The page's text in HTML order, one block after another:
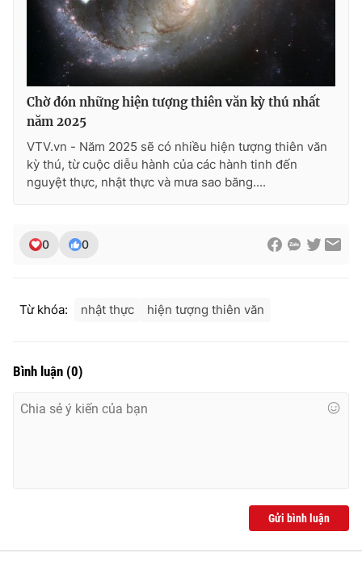
Ðiện thoại Thời báo VTV:024.66 897 897
Email:
toasoan@vtv.vn
Liên hệ quảng cáo:024-7300.7108
thông tin từ website này.
Chờ đón những hiện tượng thiên văn kỳ thú nhất
năm 2025
VTV.vn - Năm 2025 sẽ có nhiều hiện tượng thiên văn
kỳ thú, từ cuộc diễu hành của các hành tinh đến
nguyệt thực, nhật thực và mưa sao băng....
0 0
Từ khóa: nhật thực hiện tượng thiên văn
Bình luận (0)
Gửi bình luận